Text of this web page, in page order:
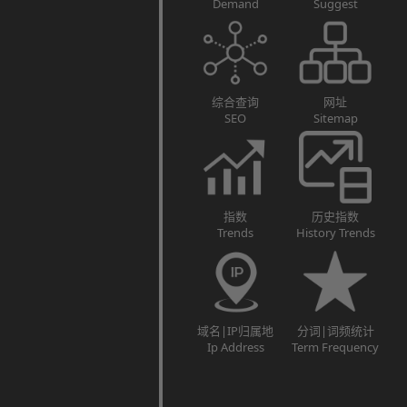
Demand Suggest
综合查询
SEO
网址
Sitemap
指数
Trends
历史指数
History Trends
域名|IP归属地
Ip Address
分词|词频统计
Term Frequency